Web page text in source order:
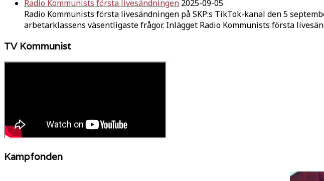
Radio Kommunists första livesändningen 2025-09-05
Radio Kommunists första livesändningen på SKP:s TikTok-kanal den 5
arbetarklassens väsentligaste frågor. Inlägget Radio Kommunists första
TV Kommunist
Kampfonden